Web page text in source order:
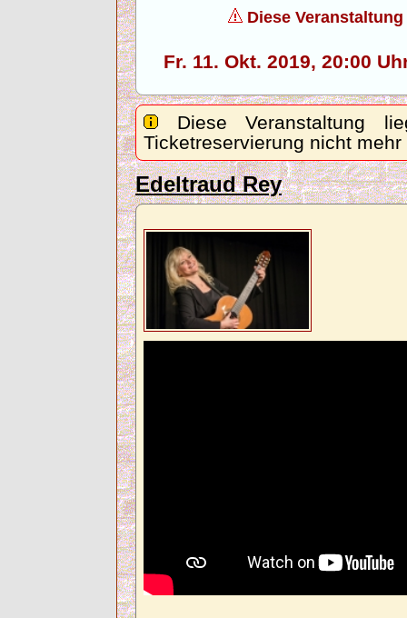
Diese
Fr. 11. Okt. 2019,
Diese Veranstaltung
Ticketreservierung nicht
Edeltraud Rey